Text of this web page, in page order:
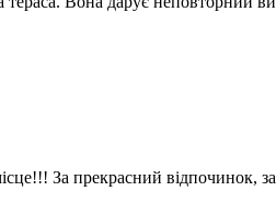
За прекрасний